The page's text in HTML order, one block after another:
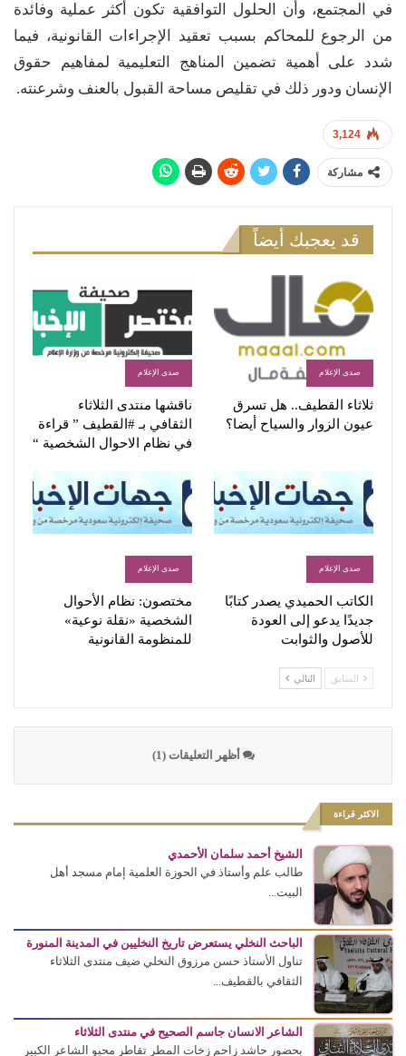
في المجتمع، وأن الحلول التوافقية تكون أكثر عملية وفائدة
من الرجوع للمحاكم بسبب تعقيد الإجراءات القانونية، فيما
شدد على أهمية تضمين المناهج التعليمية لمفاهيم حقوق
الإنسان ودور ذلك في تقليص مساحة القبول بالعنف وشرعنته.
3,124
مشاركة
قد يعجبك أيضاً
صدى الإعلام
ثلاثاء القطيف.. هل تسرق
عيون الزوار والسياح أيضا؟
صدى الإعلام
ناقشها منتدى الثلاثاء
الثقافي بـ #القطيف ” قراءة
في نظام الاحوال الشخصية “
صدى الإعلام
الكاتب الحميدي يصدر كتابًا
جديدًا يدعو إلى العودة
للأصول والثوابت
صدى الإعلام
مختصون: نظام الأحوال
الشخصية «نقلة نوعية»
للمنظومة القانونية
السابق التالي
أظهر التعليقات (1)
الاكثر قراءة
الشيخ أحمد سلمان الأحمدي
طالب علم وأستاذ في الحوزة العلمية إمام مسجد أهل
البيت...
الباحث النخلي يستعرض تاريخ النخليين في المدينة المنورة
تناول الأستاذ حسن مرزوق النخلي ضيف منتدى الثلاثاء
الثقافي بالقطيف...
الشاعر الانسان جاسم الصحيح في منتدى الثلاثاء
بحضور حاشد زاحم زخات المطر تقاطر محبو الشاعر الكبير